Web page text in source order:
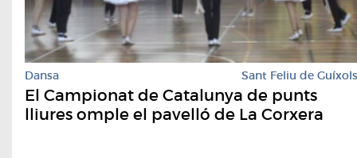
Dansa Sant Feliu de Guíxols
El Campionat de Catalunya de punts
lliures omple el pavelló de La Corxera